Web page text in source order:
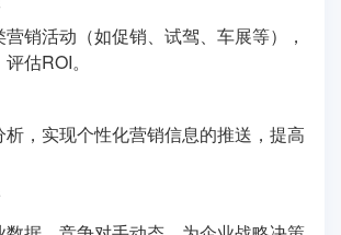
销活动（如促销、试驾、车展等），
估ROI。
，实现个性化营销信息的推送，提高